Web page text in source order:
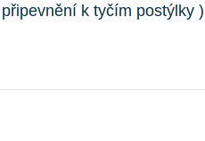
k tyčím postýlky )